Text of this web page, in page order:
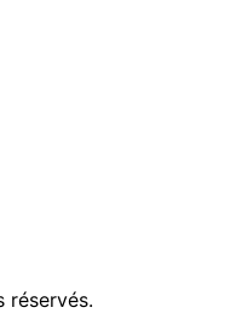
réservés.